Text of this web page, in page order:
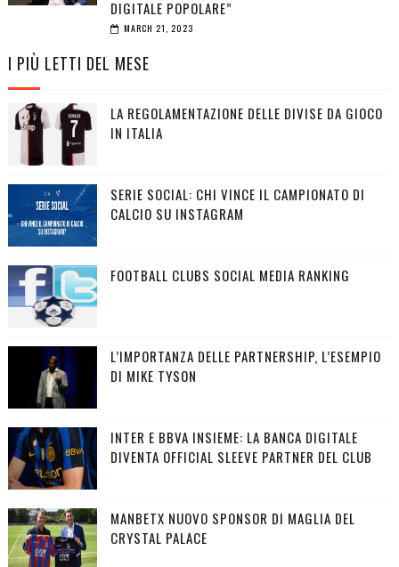
DIGITALE POPOLARE”
MARCH 21, 2023
I PIÙ LETTI DEL MESE
LA REGOLAMENTAZIONE DELLE DIVISE DA GIOCO
IN ITALIA
SERIE SOCIAL: CHI VINCE IL CAMPIONATO DI
CALCIO SU INSTAGRAM
FOOTBALL CLUBS SOCIAL MEDIA RANKING
L’IMPORTANZA DELLE PARTNERSHIP, L’ESEMPIO
DI MIKE TYSON
INTER E BBVA INSIEME: LA BANCA DIGITALE
DIVENTA OFFICIAL SLEEVE PARTNER DEL CLUB
MANBETX NUOVO SPONSOR DI MAGLIA DEL
CRYSTAL PALACE